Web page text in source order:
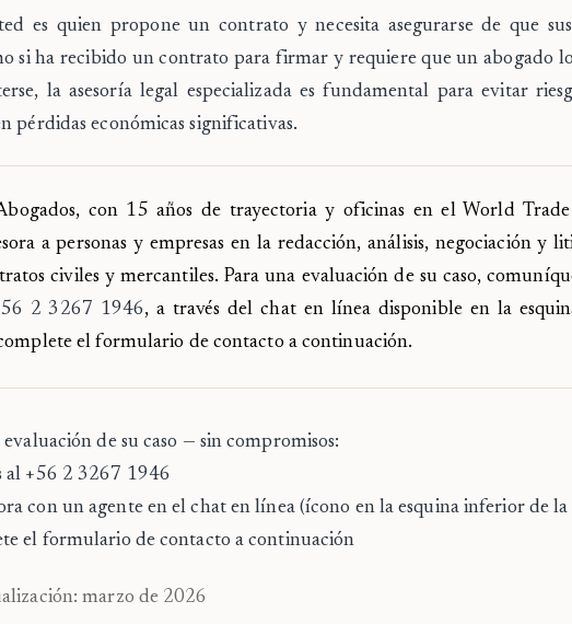
es quien propone un contrato y necesita asegurarse de que
si ha recibido un contrato para firmar y requiere que un abogado
la asesoría legal especializada es fundamental para evitar
pérdidas económicas significativas.
con 15 años de trayectoria y oficinas en el World
a personas y empresas en la redacción, análisis, negociación y
civiles y mercantiles. Para una evaluación de su caso,
2 3267 1946, a través del chat en línea disponible en la
el formulario de contacto a continuación.
de su caso — sin compromisos:
al +56 2 3267 1946
con un agente en el chat en línea (ícono en la esquina inferior de
el formulario de contacto a continuación
marzo de 2026